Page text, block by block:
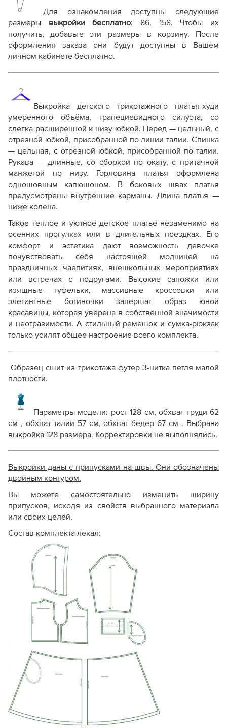
плоттере A0 с шириной печати 810мм в зависимости
от выбора формата
Инструкция-платье-Ханна734.pdf
Дополнительные файлы:
Терминология машинных работ
Дополнение к технологии пошива
Как распечатывать выкройки
Как скорректировать готовую выкройку по росту
Для ознакомления доступны следующие
размеры
выкройки бесплатно: 86, 158. Чтобы их
получить, добавьте эти размеры в корзину. После
оформления заказа они будут доступны в Вашем
личном кабинете бесплатно.
Выкройка детского трикотажного платья-худи
умеренного объёма, трапециевидного силуэта, со
слегка расширенной к низу юбкой. Перед — цельный, с
отрезной юбкой, присобранной по линии талии. Спинка
— цельная, с отрезной юбкой, присобранной по талии.
Рукава — длинные, со сборкой по окату, с притачной
манжетой по низу. Горловина платья оформлена
одношовным капюшоном. В боковых швах платья
предусмотрены внутренние карманы. Длина платья —
ниже колена.
Такое теплое и уютное детское платье незаменимо на
осенних прогулках или в длительных поездках. Его
комфорт и эстетика дают возможность девочке
почувствовать себя настоящей модницей на
праздничных чаепитиях, внешкольных мероприятиях
или встречах с подругами. Высокие сапожки или
изящные туфельки, массивные кроссовки или
элегантные ботиночки завершат образ юной
красавицы, которая уверена в собственной значимости
и неотразимости. А стильный ремешок и сумка-рюкзак
только усилят общее настроение всего комплекта.
Образец сшит из трикотажа футер 3-нитка петля малой
плотности.
Параметры модели: рост 128 см, обхват груди 62
см , обхват талии 57 см, обхват бедер 67 см . Выбрана
выкройка 128 размера. Корректировки не выполнялись.
Выкройки даны с припусками на швы. Они обозначены
двойным контуром.
Вы можете самостоятельно изменить ширину
припусков, исходя из свойств выбранного материала
или своих целей.
Состав комплекта лекал: